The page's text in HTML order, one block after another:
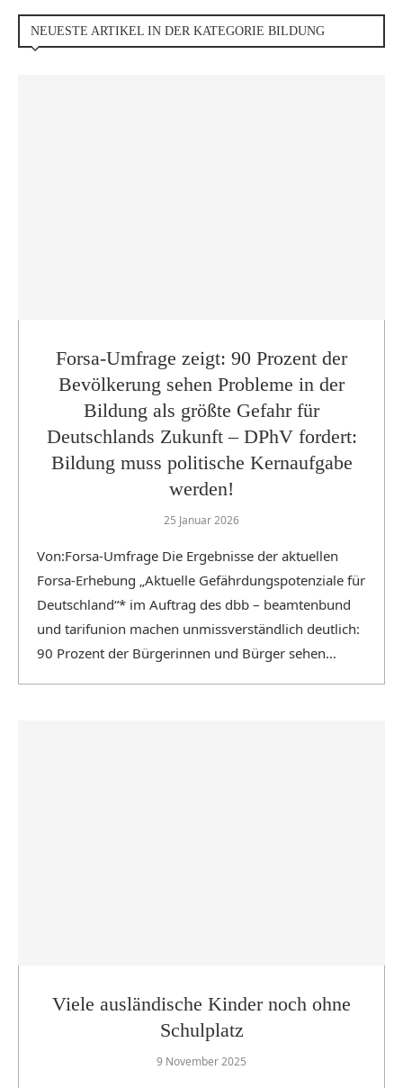
NEUESTE ARTIKEL IN DER KATEGORIE BILDUNG
Forsa-Umfrage zeigt: 90 Prozent der
Bevölkerung sehen Probleme in der
Bildung als größte Gefahr für
Deutschlands Zukunft – DPhV fordert:
Bildung muss politische Kernaufgabe
werden!
25 Januar 2026
Von:Forsa-Umfrage Die Ergebnisse der aktuellen
Forsa-Erhebung „Aktuelle Gefährdungspotenziale für
Deutschland“* im Auftrag des dbb – beamtenbund
und tarifunion machen unmissverständlich deutlich:
90 Prozent der Bürgerinnen und Bürger sehen
Viele ausländische Kinder noch ohne
Schulplatz
9 November 2025